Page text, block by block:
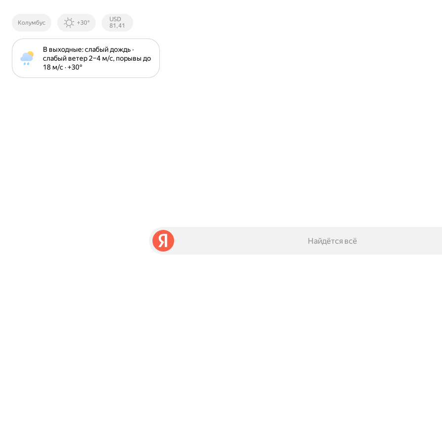
Колумбус +30°
Курсы ЦБ
РФ
USD
81,41
В выходные: слабый дождь ·
слабый ветер 2⁠–⁠4 м⁠/⁠с, порывы до
18 м⁠/⁠с · +30⁠°